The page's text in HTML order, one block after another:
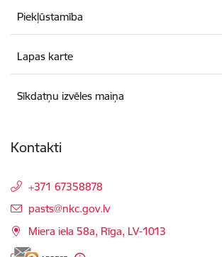
Piekļūstamība
Lapas karte
Sīkdatņu izvēles maiņa
Kontakti
+371 67358878
E-pasts:
pasts@nkc.gov.lv
Miera iela 58a, Rīga, LV-1013